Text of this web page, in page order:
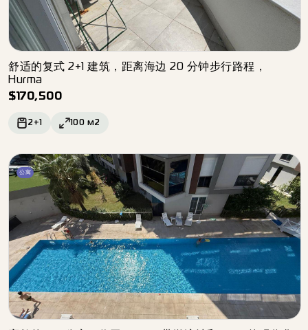
舒适的复式 2+1 建筑，距离海边 20 分钟步行路程，
Hurma
$ 170,500
2+1 100 м2
公寓